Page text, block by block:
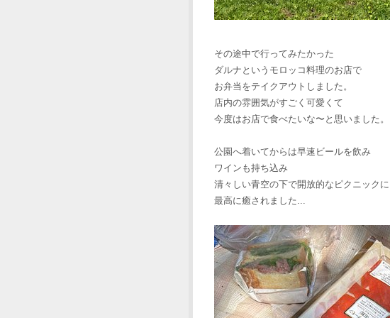
その途中で行ってみたかった
ダルナというモロッコ料理のお店で
お弁当をテイクアウトしました。
店内の雰囲気がすごく可愛くて
今度はお店で食べたいな〜と思いました。
公園へ着いてからは早速ビールを飲み
ワインも持ち込み
清々しい青空の下で開放的なピクニックに
最高に癒されました...